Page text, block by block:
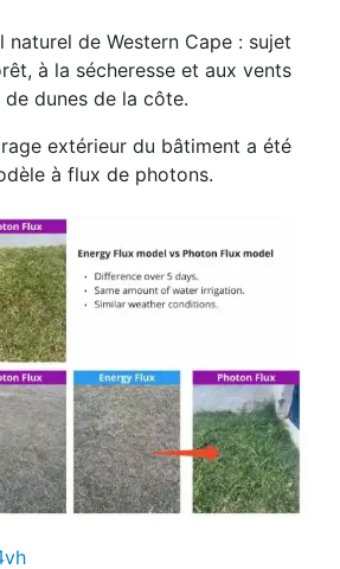
naturel de Western Cape : sujet
à la sécheresse et aux vents
dunes de la côte.
extérieur du bâtiment a été
à flux de photons.